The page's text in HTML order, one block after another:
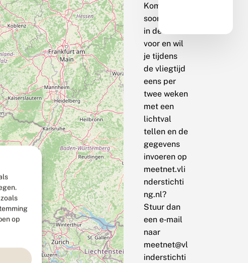
op
Komt de
soort bij jou
in de buurt
voor en wil
je tijdens
de vliegtijd
eens per
twee weken
met een
lichtval
tellen en de
gegevens
invoeren op
meetnet.vli
nderstichti
ng.nl?
Stuur dan
een e‑mail
naar
meetnet@vl
inderstichti